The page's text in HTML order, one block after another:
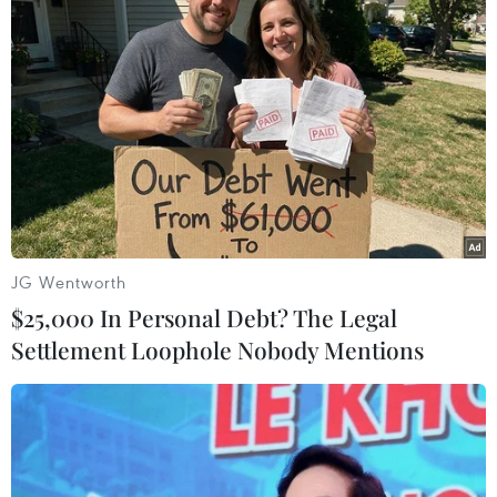
Tây Ninh: Tạo điều kiện hình thành
doanh nghiệp công nghệ chiến lược
06/08/2026 04:45
Từ mở rộng số lượng đến nâng cao
chất lượng doanh nghiệp tư nhân ở
Tây Ninh
06/08/2026 04:23
Alphabet cải tổ hàng ngũ lãnh đạo
giữa cuộc đua AGI
06/08/2026 04:22
Techcom Life và cách tiếp cận mới
JG Wentworth
$25,000 In Personal Debt? The Legal
Settlement Loophole Nobody Mentions